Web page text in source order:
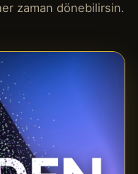
zaman dönebilirsin.